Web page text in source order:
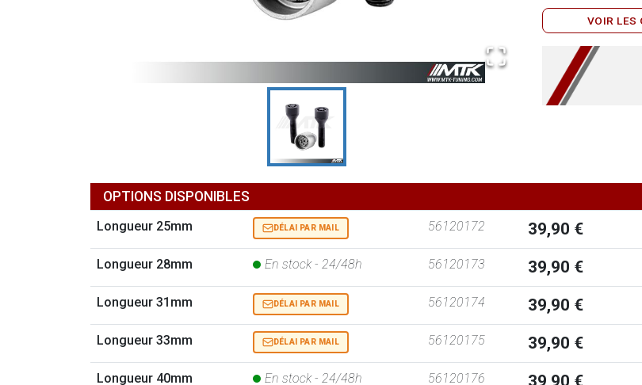
VOIR LES
OPTIONS DISPONIBLES
Longueur 25mm DÉLAI PAR MAIL 56120172 39,90 €
Longueur 28mm En stock - 24/48h 56120173 39,90 €
Longueur 31mm DÉLAI PAR MAIL 56120174 39,90 €
Longueur 33mm DÉLAI PAR MAIL 56120175 39,90 €
Longueur 40mm En stock - 24/48h 56120176 39,90 €